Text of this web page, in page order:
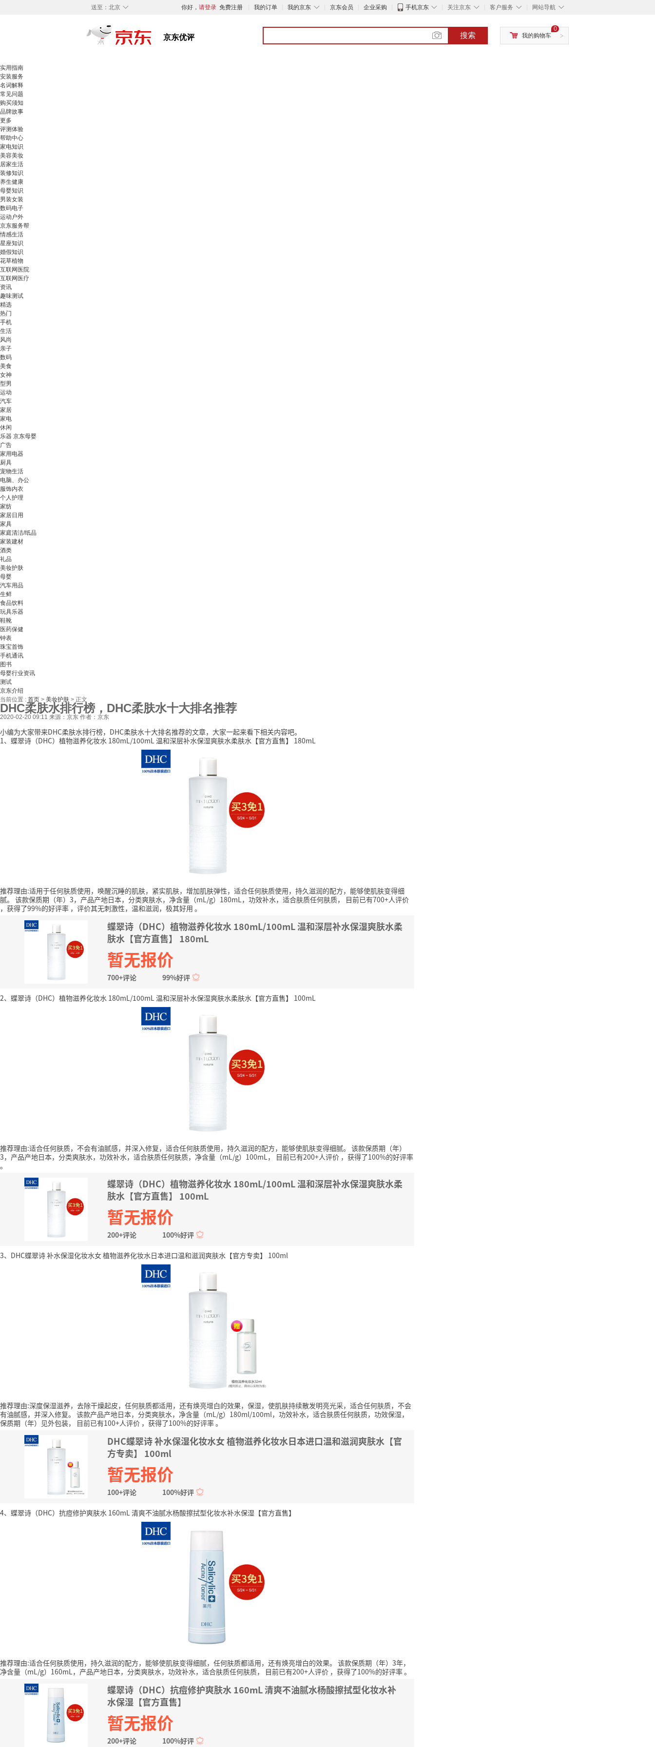
◇
送至： 北京 你好， 请登录 免费注册 我的订单 ◇
我的京东 京东会员 企业采购 ◇
手机京东 ◇
关注京东 ◇
客户服务 ◇
网站导航
搜索 >
0
我的购物车
实用指南
安装服务
名词解释
常见问题
购买须知
品牌故事
更多
评测体验
帮助中心
家电知识
美容美妆
居家生活
装修知识
养生健康
母婴知识
男装女装
数码电子
运动户外
京东服务帮
情感生活
星座知识
婚假知识
花草植物
互联网医院
互联网医疗
资讯
趣味测试
精选
热门
手机
生活
风尚
亲子
数码
美食
女神
型男
运动
汽车
家居
家电
休闲
乐器 京东母婴
广告
家用电器
厨具
宠物生活
电脑、办公
服饰内衣
个人护理
家纺
家居日用
家具
家庭清洁/纸品
家装建材
酒类
礼品
美妆护肤
母婴
汽车用品
生鲜
食品饮料
玩具乐器
鞋靴
医药保健
钟表
珠宝首饰
手机通讯
图书
母婴行业资讯
测试
京东介绍
当前位置 : 首页 > 美妆护肤 > 正文
DHC柔肤水排行榜，DHC柔肤水十大排名推荐
2020-02-20 09:11 来源：京东 作者：京东
小编为大家带来DHC柔肤水排行榜，DHC柔肤水十大排名推荐的文章，大家一起来看下相关内容吧。
1、蝶翠诗（DHC）植物滋养化妆水 180mL/100mL 温和深层补水保湿爽肤水柔肤水【官方直售】 180mL
推荐理由:适用于任何肤质使用，唤醒沉睡的肌肤，紧实肌肤，增加肌肤弹性，适合任何肤质使用，持久滋润的配方，能够使肌肤变得细
腻。 该款保质期（年）3，产品产地日本，分类爽肤水，净含量（mL/g）180mL，功效补水，适合肤质任何肤质，
目前已有700+人评价
，获得了99%的好评率 ，评价其无刺激性，温和滋润，极其好用 。
蝶翠诗（DHC）植物滋养化妆水 180mL/100mL 温和深层补水保湿爽肤水柔
肤水【官方直售】 180mL
暂无报价
700+评论 99%好评
2、蝶翠诗（DHC）植物滋养化妆水 180mL/100mL 温和深层补水保湿爽肤水柔肤水【官方直售】 100mL
推荐理由:适合任何肤质，不会有油腻感，并深入修复，适合任何肤质使用，持久滋润的配方，能够使肌肤变得细腻。 该款保质期（年）
3，产品产地日本，分类爽肤水，功效补水，适合肤质任何肤质，净含量（mL/g）100mL，
目前已有200+人评价 ，获得了100%的好评率
。
蝶翠诗（DHC）植物滋养化妆水 180mL/100mL 温和深层补水保湿爽肤水柔
肤水【官方直售】 100mL
暂无报价
200+评论 100%好评
3、DHC蝶翠诗 补水保湿化妆水女 植物滋养化妆水日本进口温和滋润爽肤水【官方专卖】 100ml
推荐理由:深度保湿滋养，去除干燥起皮，任何肤质都适用，还有焕亮增白的效果，保湿，使肌肤持续散发明亮光采，适合任何肤质，不会
有油腻感，并深入修复。 该款产品产地日本，分类爽肤水，净含量（mL/g）180ml/100ml，功效补水，适合肤质任何肤质，功效保湿，
保质期（年）见外包装，
目前已有100+人评价 ，获得了100%的好评率。
DHC蝶翠诗 补水保湿化妆水女 植物滋养化妆水日本进口温和滋润爽肤水【官
方专卖】 100ml
暂无报价
100+评论 100%好评
4、蝶翠诗（DHC）抗痘修护爽肤水 160mL 清爽不油腻水杨酸擦拭型化妆水补水保湿【官方直售】
推荐理由:适合任何肤质使用，持久滋润的配方，能够使肌肤变得细腻，任何肤质都适用，还有焕亮增白的效果。 该款保质期（年）3年，
净含量（mL/g）160mL，产品产地日本，分类爽肤水，功效补水，适合肤质任何肤质，
目前已有200+人评价 ，获得了100%的好评率。
蝶翠诗（DHC）抗痘修护爽肤水 160mL 清爽不油腻水杨酸擦拭型化妆水补
水保湿【官方直售】
暂无报价
200+评论 100%好评